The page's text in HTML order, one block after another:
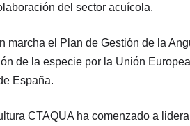
del sector acuícola.
marcha el Plan de Gestión de la
de la especie por la Unión
España.
CTAQUA ha comenzado a